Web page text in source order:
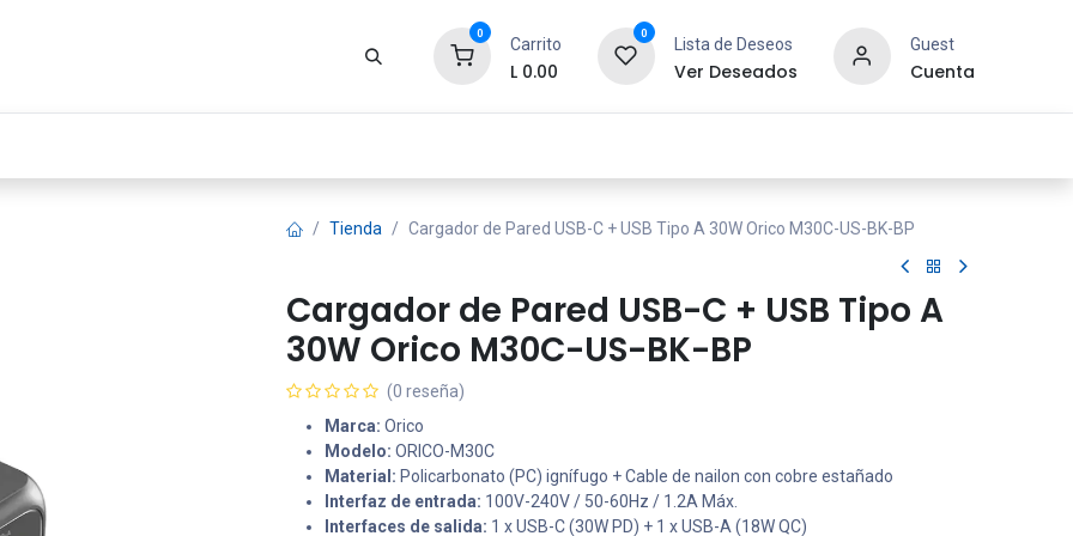
0
Carrito
L 0.00
0
Lista de Deseos
Ver Deseados
Guest
Cuenta
Tienda Cargador de Pared USB-C + USB Tipo A 30W Orico M30C-US-BK-BP
Cargador de Pared USB-C + USB Tipo A
30W Orico M30C-US-BK-BP
(0 reseña)
Marca: Orico
Modelo: ORICO-M30C
Material: Policarbonato (PC) ignífugo + Cable de nailon con cobre estañado
Interfaz de entrada: 100V-240V / 50-60Hz / 1.2A Máx.
Interfaces de salida: 1 x USB-C (30W PD) + 1 x USB-A (18W QC)